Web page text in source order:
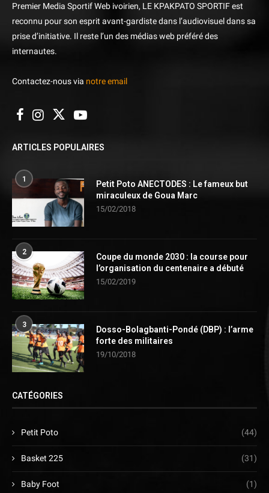
Premier Media Sportif Web ivoirien, LE KPAKPATO SPORTIF est
reconnu pour son esprit avant-gardiste dans l’audiovisuel dans sa
prise d’initiative. Il reste l’un des médias web préféré des
internautes.
Contactez-nous via notre email
ARTICLES POPULAIRES
1
Petit Poto ANECTODES : Le fameux but
miraculeux de Goua Marc
15/02/2018
2
Coupe du monde 2030 : la course pour
l’organisation du centenaire a débuté
15/02/2019
3
Dosso-Bolagbanti-Pondé (DBP) : l’arme
forte des militaires
19/10/2018
CATÉGORIES
Petit Poto (44)
Basket 225 (31)
Baby Foot (1)